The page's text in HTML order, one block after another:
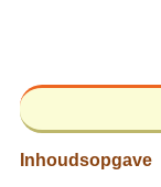
Inhoudsopgave